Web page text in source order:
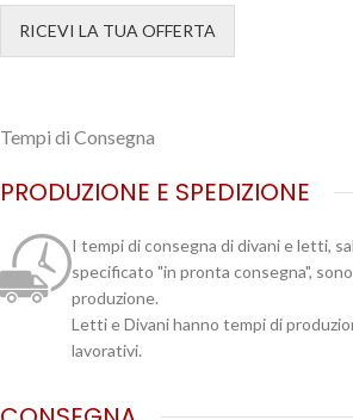
RICEVI LA TUA OFFERTA
Tempi di Consegna
PRODUZIONE E SPEDIZIONE
I tempi di consegna di divani e letti,
specificato "in pronta consegna",
produzione.
Letti e Divani hanno tempi di
lavorativi.